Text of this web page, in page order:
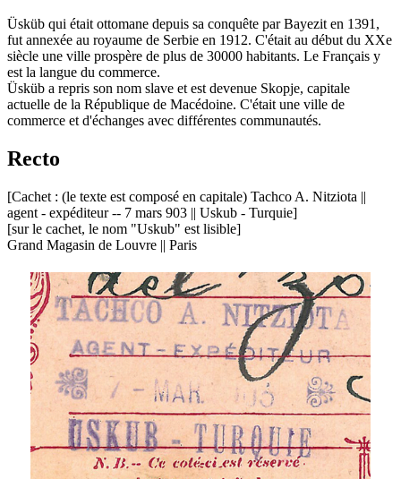
Üsküb qui était ottomane depuis sa conquête par Bayezit en 1391,
fut annexée au royaume de Serbie en 1912. C'était au début du XXe
siècle une ville prospère de plus de 30000 habitants. Le Français y
est la langue du commerce.
Üsküb a repris son nom slave et est devenue Skopje, capitale
actuelle de la République de Macédoine. C'était une ville de
commerce et d'échanges avec différentes communautés.
Recto
[Cachet : (le texte est composé en capitale) Tachco A. Nitziota ||
agent - expéditeur -- 7 mars 903 || Uskub - Turquie]
[sur le cachet, le nom "Uskub" est lisible]
Grand Magasin de Louvre || Paris